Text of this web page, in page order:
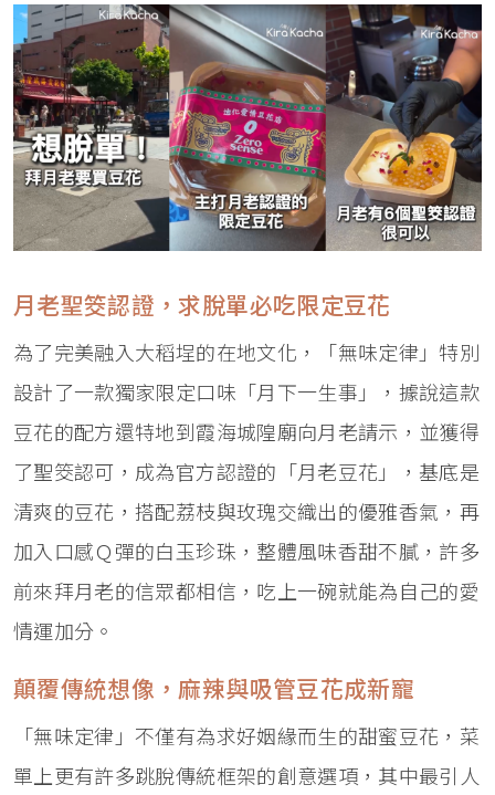
月老聖筊認證，求脫單必吃限定豆花
為了完美融入大稻埕的在地文化，「無味定律」特別
設計了一款獨家限定口味「月下一生事」，據說這款
豆花的配方還特地到霞海城隍廟向月老請示，並獲得
了聖筊認可，成為官方認證的「月老豆花」，基底是
清爽的豆花，搭配荔枝與玫瑰交織出的優雅香氣，再
加入口感Ｑ彈的白玉珍珠，整體風味香甜不膩，許多
前來拜月老的信眾都相信，吃上一碗就能為自己的愛
情運加分。
顛覆傳統想像，麻辣與吸管豆花成新寵
「無味定律」不僅有為求好姻緣而生的甜蜜豆花，菜
單上更有許多跳脫傳統框架的創意選項，其中最引人